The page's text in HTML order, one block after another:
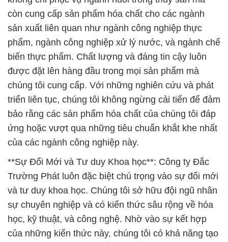
các khách hàng của mình. Sự đổi mới không chỉ là
mục tiêu, mà còn là triển vọng tương lai của chúng
tôi.
**Tự hào Về An Toàn Môi Trường**: Chúng tôi cam
kết hoạt động với tôn trọng và quan tâm đến môi
trường. Các sản phẩm hóa chất của chúng tôi được
thiết kế và sản xuất với mục tiêu giảm thiểu tác
động tiêu cực đối với môi trường và con người.
Chúng tôi tuân thủ các quy định và tiêu chuẩn về an
toàn môi trường, đảm bảo rằng mọi hoạt động của
chúng tôi đều bảo vệ tài nguyên tự nhiên và đem lại
lợi ích cho cộng đồng.
Công ty hóa chất Đắc Trường Phát không ngừng
phấn đấu để đáp ứng và vượt qua mong muốn của
khách hàng và xây dựng một tương lai tươi sáng
cho ngành công nghiệp hóa chất tại Việt Nam.